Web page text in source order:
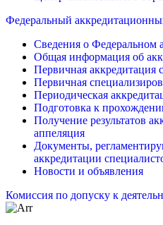
Федеральный
Сведения о Федеральном
Общая информация об
Первичная аккредитация
Первичная
Периодическая
Подготовка к
Получение результатов
аппеляция
Документы,
аккредитации
Новости и объявления
Комиссия по допуску к